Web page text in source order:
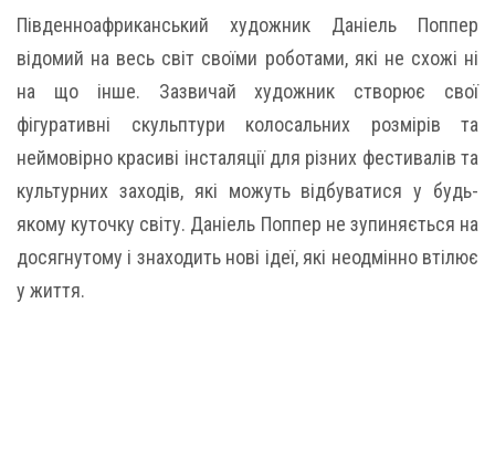
Південноафриканський художник Даніель Поппер
відомий на весь світ своїми роботами, які не схожі ні
на що інше. Зазвичай художник створює свої
фігуративні скульптури колосальних розмірів та
неймовірно красиві інсталяції для різних фестивалів та
культурних заходів, які можуть відбуватися у будь-
якому куточку світу. Даніель Поппер не зупиняється на
досягнутому і знаходить нові ідеї, які неодмінно втілює
у життя.